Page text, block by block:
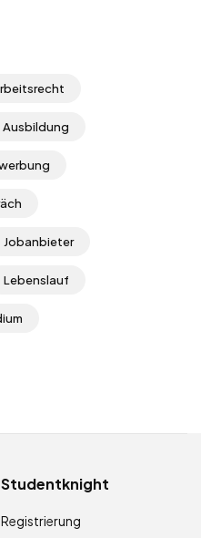
Ausbildung
Jobanbieter
Lebenslauf
Studentknight
Registrierung